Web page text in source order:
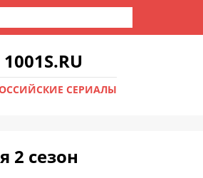
1001S.RU
СЕРИАЛЫ
2 сезон